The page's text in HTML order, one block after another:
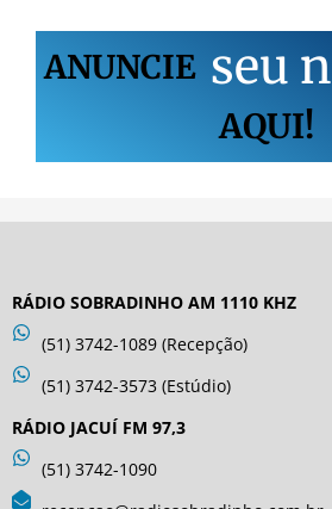
ANUNCIE seu n
AQUI!
RÁDIO SOBRADINHO AM 1110 KHZ
(51) 3742-1089 (Recepção)
(51) 3742-3573 (Estúdio)
RÁDIO JACUÍ FM 97,3
(51) 3742-1090